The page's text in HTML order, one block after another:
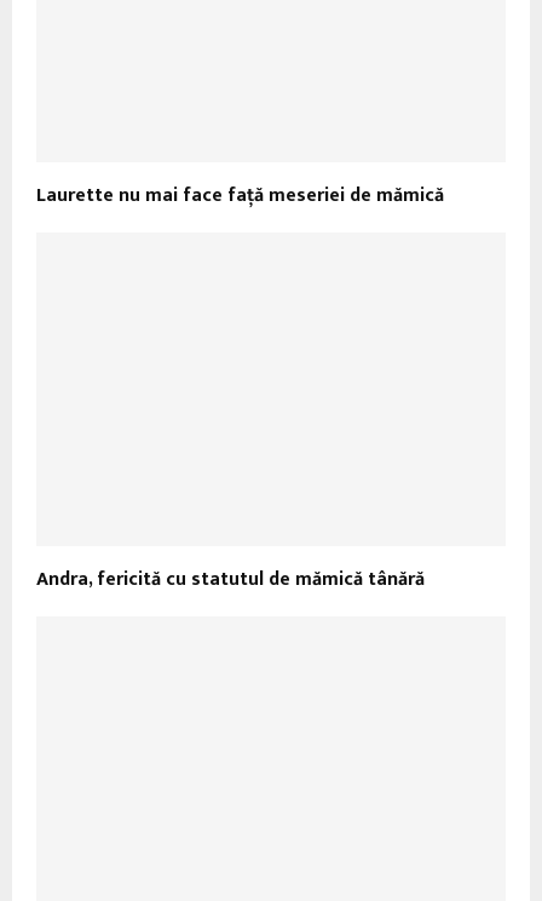
Laurette nu mai face faţă meseriei de mămică
Andra, fericită cu statutul de mămică tânără